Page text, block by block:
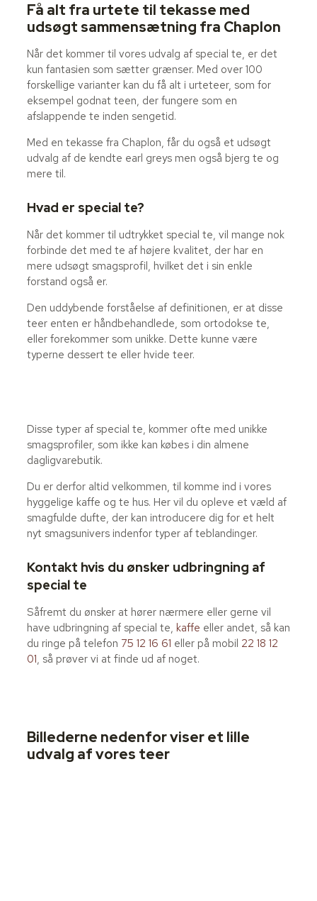
Få alt fra urtete til tekasse med
udsøgt sammensætning fra Chaplon
Når det kommer til vores udvalg af special te, er det
kun fantasien som sætter grænser. Med over 100
forskellige varianter kan du få alt i urteteer, som for
eksempel godnat teen, der fungere som en
afslappende te inden sengetid.
Med en tekasse fra Chaplon, får du også et udsøgt
udvalg af de kendte earl greys men også bjerg te og
mere til.
Hvad er special te?
Når det kommer til udtrykket special te, vil mange nok
forbinde det med te af højere kvalitet, der har en
mere udsøgt smagsprofil, hvilket det i sin enkle
forstand også er.
Den uddybende forståelse af definitionen, er at disse
teer enten er håndbehandlede, som ortodokse te,
eller forekommer som unikke. Dette kunne være
typerne dessert te eller hvide teer.
Disse typer af special te, kommer ofte med unikke
smagsprofiler, som ikke kan købes i din almene
dagligvarebutik.
Du er derfor altid velkommen, til komme ind i vores
hyggelige kaffe og te hus. Her vil du opleve et væld af
smagfulde dufte, der kan introducere dig for et helt
nyt smagsunivers indenfor typer af teblandinger.
Kontakt hvis du ønsker udbringning af
special te
Såfremt du ønsker at hører nærmere eller gerne vil
have udbringning af special te, kaffe eller andet, så kan
du ringe på telefon 75 12 16 61 eller på mobil 22 18 12
01, så prøver vi at finde ud af noget.
Billederne nedenfor viser et lille
udvalg af vores teer